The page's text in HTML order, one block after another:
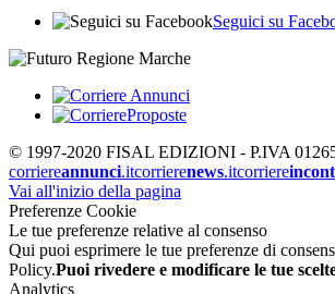
Seguici su
© 1997-2020 FISAL EDIZIONI - P.IVA
corriereannunci.itcorrierenews.itcorriere
Vai all'inizio della pagina
Preferenze Cookie
Le tue preferenze relative al consenso
Qui puoi esprimere le tue preferenze di
Policy.Puoi rivedere e modificare le tue
Analytics